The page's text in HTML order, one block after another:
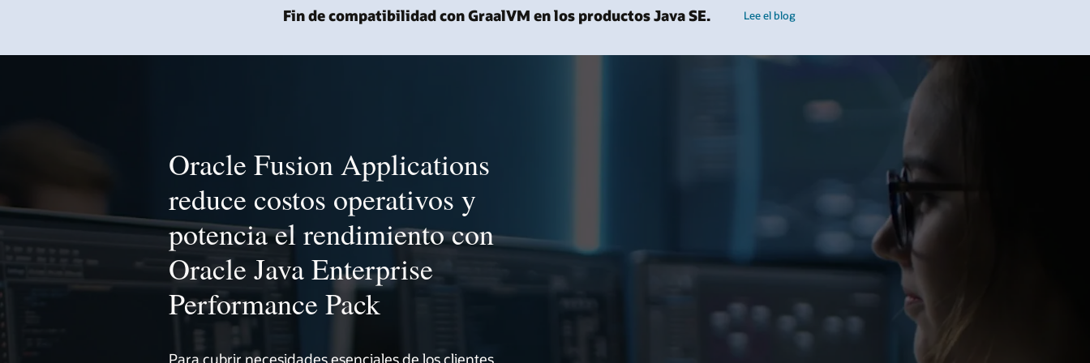
Fin de compatibilidad con GraalVM en los productos Java SE. Lee el blog
Oracle Fusion Applications
reduce costos operativos y
potencia el rendimiento con
Oracle Java Enterprise
Performance Pack
Para cubrir necesidades esenciales de los clientes